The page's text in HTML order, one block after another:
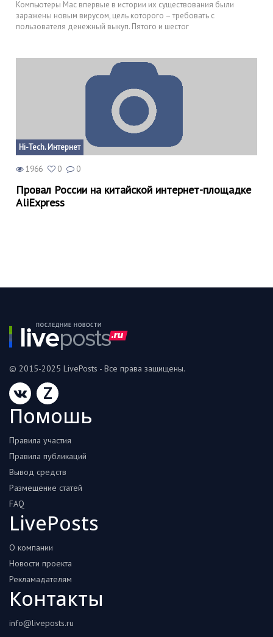
Компьютеры Mac впервые в истории их существования были
заражены новым вирусом, цель которого – требовать с
пользователя денежный выкуп. Пятого и шестог
Hi-Tech. Интернет
1966 0 0
Провал России на китайской интернет-площадке
AliExpress
© 2015-2025 LivePosts - Все права защищены.
Z
Помошь
Правила участия
Правила публикаций
Вывод средств
Размещение статей
FAQ
LivePosts
О компании
Новости проекта
Рекламадателям
Контакты
info@liveposts.ru